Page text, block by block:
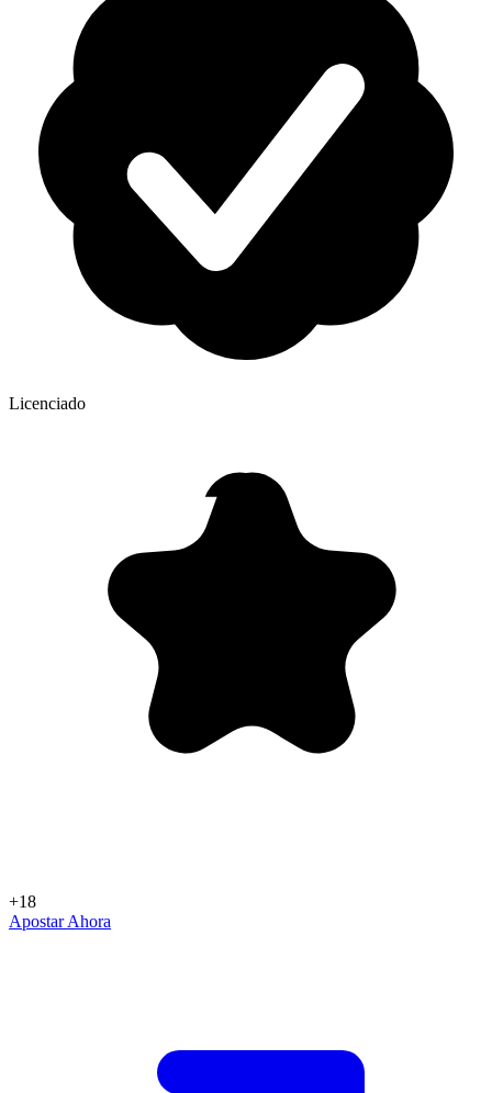
Licenciado
+18
Apostar Ahora